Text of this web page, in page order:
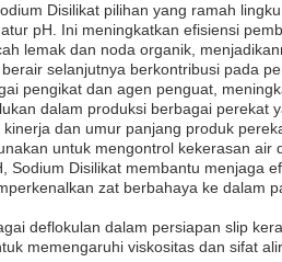
Disilikat pilihan yang ramah
pH. Ini meningkatkan efisiensi
lemak dan noda organik,
selanjutnya berkontribusi pada
pengikat dan agen penguat,
dalam produksi berbagai perekat
dan umur panjang produk
untuk mengontrol kekerasan air
Disilikat membantu menjaga
zat berbahaya ke dalam
deflokulan dalam persiapan slip
memengaruhi viskositas dan sifat